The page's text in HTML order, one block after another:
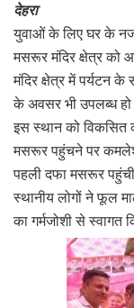
ce
b
o
o
k
tt
er s
p
p
देहरा
युवाओं के लिए घर के
मसरूर मंदिर क्षेत्र को
मंदिर क्षेत्र में पर्यटन
के अवसर भी उपलब्ध
इस स्थान को विकसित
मसरूर पहुंचने पर
पहली दफा मसरूर
स्थानीय लोगों ने फूल
का गर्मजोशी से स्वागत